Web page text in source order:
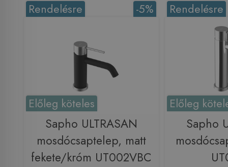
-5%
Rendelésre
Előleg köteles
Sapho ULTRASAN
mosdócsaptelep, matt
fekete/króm UT002VBC
Rendelésre
Előleg
Sapho